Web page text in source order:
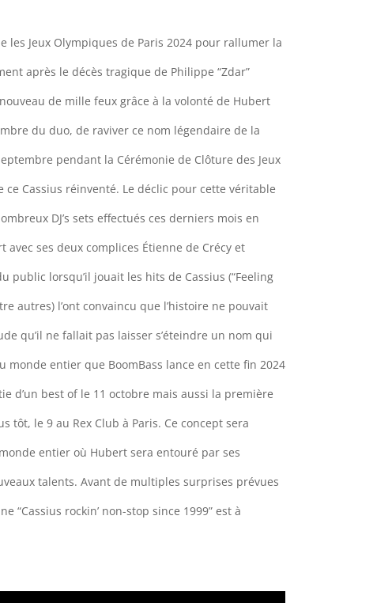
les Jeux Olympiques de Paris 2024 pour rallumer la
après le décès tragique de Philippe “Zdar”
de mille feux grâce à la volonté de Hubert
du duo, de raviver ce nom légendaire de la
pendant la Cérémonie de Clôture des Jeux
Cassius réinventé. Le déclic pour cette véritable
DJ’s sets effectués ces derniers mois en
avec ses deux complices Étienne de Crécy et
public lorsqu’il jouait les hits de Cassius (“Feeling
autres) l’ont convaincu que l’histoire ne pouvait
qu’il ne fallait pas laisser s’éteindre un nom qui
monde entier que BoomBass lance en cette fin 2024
d’un best of le 11 octobre mais aussi la première
tôt, le 9 au Rex Club à Paris. Ce concept sera
entier où Hubert sera entouré par ses
talents. Avant de multiples surprises prévues
“Cassius rockin’ non-stop since 1999” est à